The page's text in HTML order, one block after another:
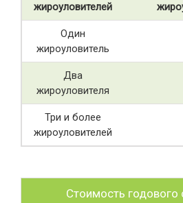
жироуловителей
Один
жироуловитель
Два
жироуловителя
Три и более
жироуловителей
Стоимость годового